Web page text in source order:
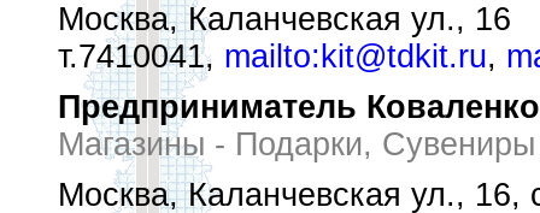
Москва, Каланчевская ул., 16
т.7410041, mailto:kit@tdkit.ru,
Предприниматель
Магазины - Подарки, Сувениры
Москва, Каланчевская ул., 16,